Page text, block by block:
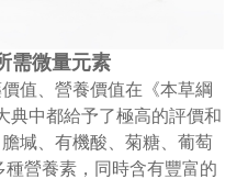
需微量元素
值、營養價值在《本草綱
典中都給予了極高的評價和
堿、有機酸、菊糖、葡萄
營養素，同時含有豐富的